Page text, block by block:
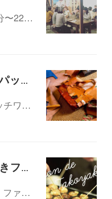
〜22…
Npwの学校・ヌメ革パッチワークのワークショップ
チワ…
サロン・ド・たこ焼きファイナル
ファ…